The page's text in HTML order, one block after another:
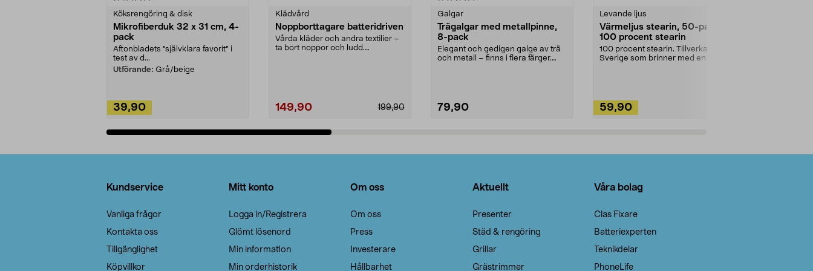
Köksrengöring & disk
Mikrofiberduk 32 x 31 cm, 4-
pack
Aftonbladets "självklara favorit” i
test av d...
Utförande: Grå/beige
39,90
Klädvård
Noppborttagare batteridriven
Vårda kläder och andra textilier –
ta bort noppor och ludd.
199,90
149,90
Galgar
Trägalgar med metallpinne,
8-pack
Elegant och gedigen galge av trä
och metall – finns i flera färger.
79,90
Levande ljus
Värmeljus stearin, 50-pack,
100 procent stearin
100 procent stearin. Tillverkade i
Sverige som brinner med en
59,90
Kundservice
Vanliga frågor
Kontakta oss
Tillgänglighet
Köpvillkor
Mitt konto
Logga in/Registrera
Glömt lösenord
Min information
Min orderhistorik
Om oss
Om oss
Press
Investerare
Hållbarhet
Aktuellt
Presenter
Städ & rengöring
Grillar
Grästrimmer
Våra bolag
Clas Fixare
Batteriexperten
Teknikdelar
PhoneLife